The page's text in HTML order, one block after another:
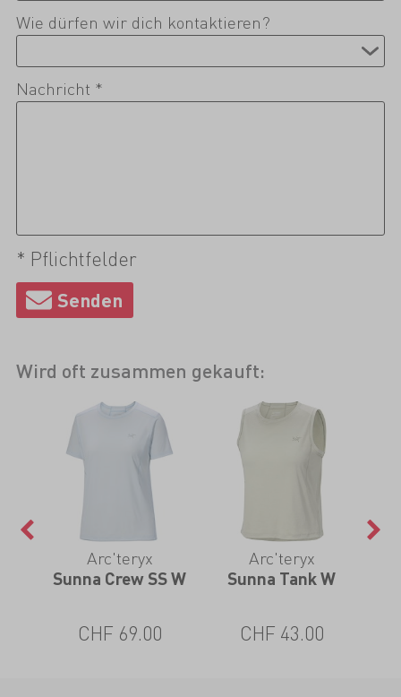
Wie dürfen wir dich kontaktieren?
Nachricht *
* Pflichtfelder
Wird oft zusammen gekauft:
Arc'teryx
Sunna Crew SS W
CHF 69.00
Arc'teryx
Sunna Tank W
CHF 43.00